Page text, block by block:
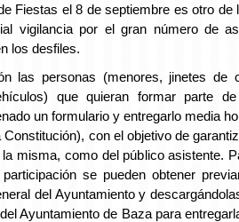
Fiestas el 8 de septiembre es otro
vigilancia por el gran número de
los desfiles.
las personas (menores, jinetes de
que quieran formar parte
un formulario y entregarlo media
Constitución), con el objetivo de
la misma, como del público asistente.
se pueden obtener
del Ayuntamiento y
Ayuntamiento de Baza para